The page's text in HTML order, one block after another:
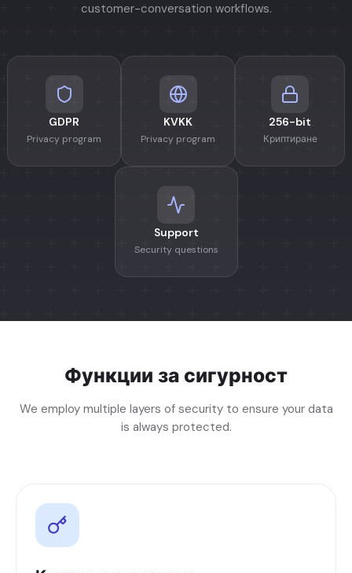
customer-conversation workflows.
GDPR
Privacy program
KVKK
Privacy program
256-bit
Криптиране
Support
Security questions
Функции за сигурност
We employ multiple layers of security to ensure your data
is always protected.